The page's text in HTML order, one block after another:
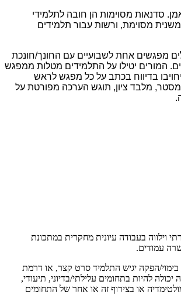
סדנאות מסוימות הן חובה לתלמידי
מסוימת, ורשות עבור תלמידים
מפגשים אחת לשבועיים עם החונך/חונכת
המורים יטילו על התלמידים מטלות ממפגש
בדיווח בכתב על כל מפגש לראש
מלבד ציון, תוגש הערכה מפורטת על
וילווה בעבודה עיונית מחקרית במתכונת
עמודים.
בימוי/הפקה יגיש התלמיד סרט קצר, או דרמת
יכולה להיות בתחומים עלילתי/בדיוני, תיעודי,
או בצירוף זה או אחר של התחומים